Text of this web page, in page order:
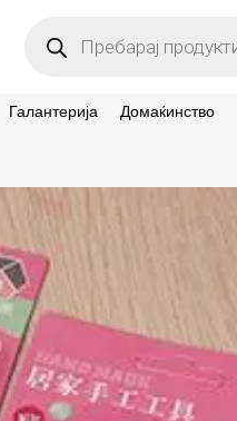
search
Галантерија Домаќинство